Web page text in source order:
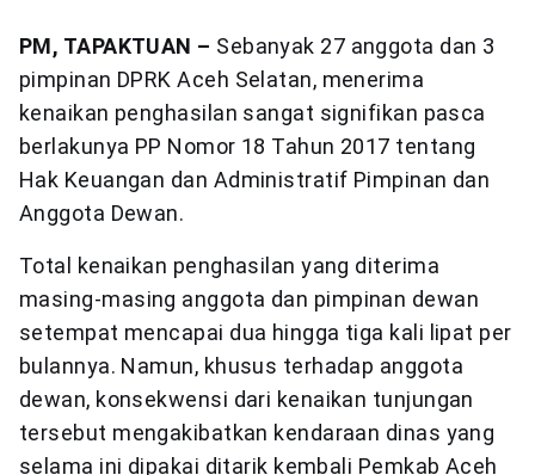
PM, TAPAKTUAN – Sebanyak 27 anggota dan 3
pimpinan DPRK Aceh Selatan, menerima
kenaikan penghasilan sangat signifikan pasca
berlakunya PP Nomor 18 Tahun 2017 tentang
Hak Keuangan dan Administratif Pimpinan dan
Anggota Dewan.
Total kenaikan penghasilan yang diterima
masing-masing anggota dan pimpinan dewan
setempat mencapai dua hingga tiga kali lipat per
bulannya. Namun, khusus terhadap anggota
dewan, konsekwensi dari kenaikan tunjungan
tersebut mengakibatkan kendaraan dinas yang
selama ini dipakai ditarik kembali Pemkab Aceh